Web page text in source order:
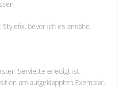
bevor ich es annähe.
Serviette erledigt ist,
am aufgeklappten Exemplar,